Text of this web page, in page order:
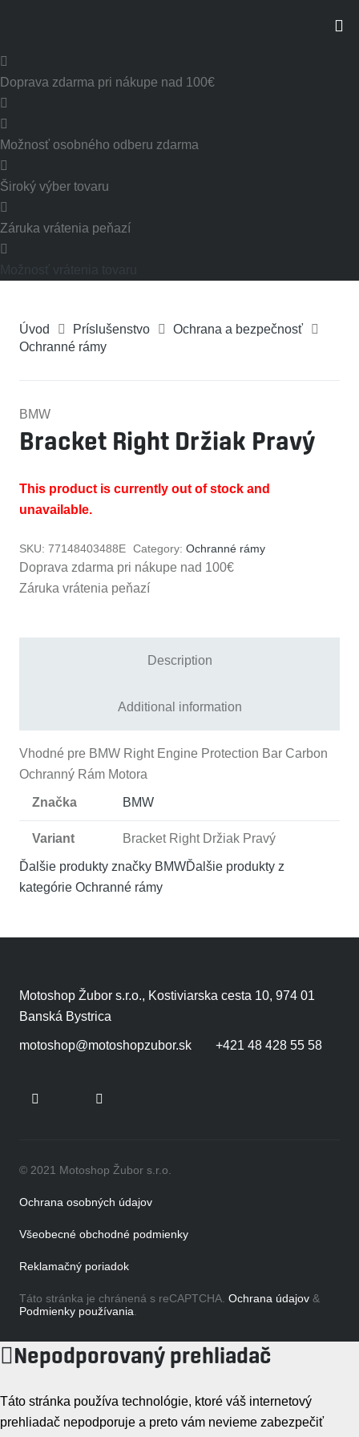
Doprava zdarma pri nákupe nad 100€
Možnosť osobného odberu zdarma
Široký výber tovaru
Záruka vrátenia peňazí
Úvod Príslušenstvo
Ochrana a bezpečnosť
Ochranné rámy
BMW
Bracket Right Držiak Pravý
This product is currently out of stock and
unavailable.
SKU: 77148403488E Category: Ochranné rámy
Doprava zdarma pri nákupe nad 100€
Záruka vrátenia peňazí
Description
Additional information
Vhodné pre BMW Right Engine Protection Bar Carbon
Ochranný Rám Motora
Značka BMW
Variant Bracket Right Držiak Pravý
Ďalšie produkty značky BMWĎalšie produkty z
kategórie Ochranné rámy
Motoshop Žubor s.r.o., Kostiviarska cesta 10, 974 01
Banská Bystrica
motoshop@motoshopzubor.sk +421 48 428 55 58
© 2021 Motoshop Žubor s.r.o.
Ochrana osobných údajov
Všeobecné obchodné podmienky
Reklamačný poriadok
Táto stránka je chránená s reCAPTCHA. Ochrana údajov &
Podmienky používania
Nepodporovaný prehliadač
Táto stránka používa technológie, ktoré váš internetový
prehliadač nepodporuje a preto vám nevieme zabezpečiť